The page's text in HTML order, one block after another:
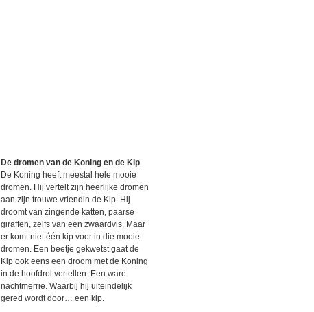
De dromen van de Koning en de Kip
De Koning heeft meestal hele mooie
dromen. Hij vertelt zijn heerlijke dromen
aan zijn trouwe vriendin de Kip. Hij
droomt van zingende katten, paarse
giraffen, zelfs van een zwaardvis. Maar
er komt niet één kip voor in die mooie
dromen. Een beetje gekwetst gaat de
Kip ook eens een droom met de Koning
in de hoofdrol vertellen. Een ware
nachtmerrie. Waarbij hij uiteindelijk
gered wordt door… een kip.